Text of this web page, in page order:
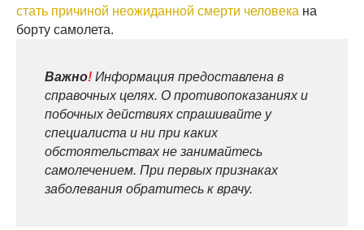
стать причиной неожиданной смерти человека на
борту самолета.
Важно! Информация предоставлена в
справочных целях. О противопоказаниях и
побочных действиях спрашивайте у
специалиста и ни при каких
обстоятельствах не занимайтесь
самолечением. При первых признаках
заболевания обратитесь к врачу.